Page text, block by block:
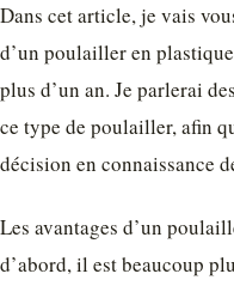
Dans cet article, je vais
d’un poulailler en
plus d’un an. Je parlerai
ce type de poulailler, afin
décision en connaissance
Les avantages d’un
d’abord, il est beaucoup